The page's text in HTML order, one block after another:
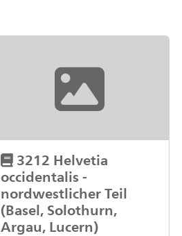
3212 Helvetia
occidentalis -
nordwestlicher Teil
(Basel, Solothurn,
Argau, Lucern)